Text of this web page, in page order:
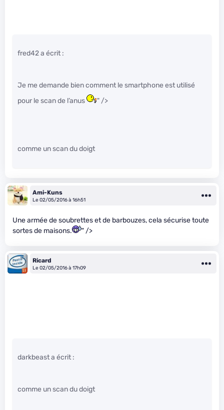
fred42 a écrit :
Je me demande bien comment le smartphone est utilisé
pour le scan de l’anus
" />
comme un scan du doigt
Ami-Kuns
Le 02/05/2016 à 16h51
Une armée de soubrettes et de barbouzes, cela sécurise toute
sortes de maisons.
" />
Ricard
Le 02/05/2016 à 17h09
darkbeast a écrit :
comme un scan du doigt